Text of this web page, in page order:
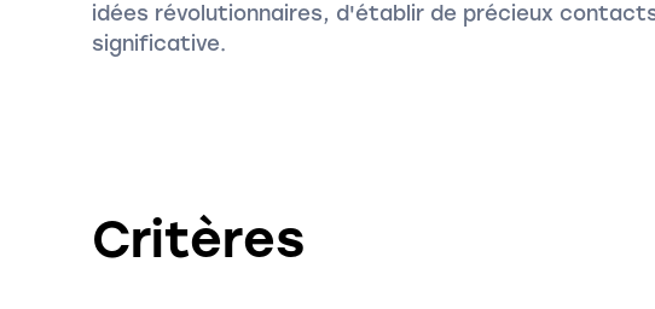
idées révolutionnaires, d'établir de précieux
significative.
Critères